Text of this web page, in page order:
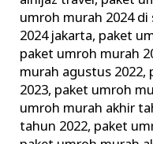
umroh murah 2024 di
2024 jakarta, paket
paket umroh murah
murah agustus 2022,
2023, paket umroh
umroh murah akhir
tahun 2022, paket